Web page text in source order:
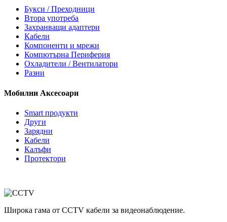
Букси / Преходници
Втора употреба
Захранващи адаптери
Кабели
Компоненти и мрежи
Компютърна Периферия
Охладители / Вентилатори
Разни
Мобилни Аксесоари
Smart продукти
Други
Зарядни
Кабели
Калъфи
Протектори
Широка гама от CCTV кабели за видеонаблюдение.